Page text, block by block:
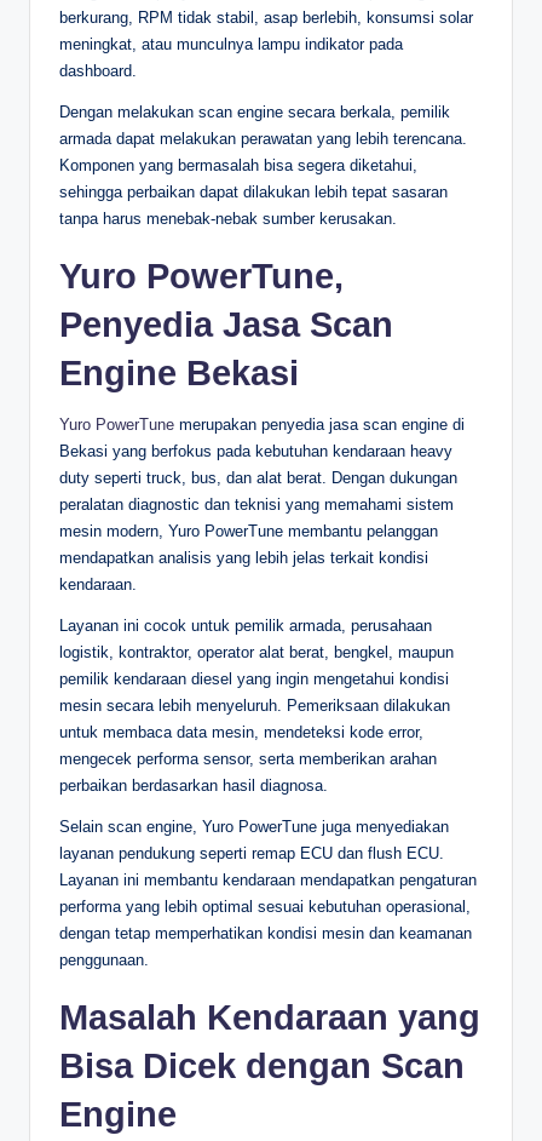
berkurang, RPM tidak stabil, asap berlebih, konsumsi solar
meningkat, atau munculnya lampu indikator pada
dashboard.
Dengan melakukan scan engine secara berkala, pemilik
armada dapat melakukan perawatan yang lebih terencana.
Komponen yang bermasalah bisa segera diketahui,
sehingga perbaikan dapat dilakukan lebih tepat sasaran
tanpa harus menebak-nebak sumber kerusakan.
Yuro PowerTune,
Penyedia Jasa Scan
Engine Bekasi
Yuro PowerTune merupakan penyedia jasa scan engine di
Bekasi yang berfokus pada kebutuhan kendaraan heavy
duty seperti truck, bus, dan alat berat. Dengan dukungan
peralatan diagnostic dan teknisi yang memahami sistem
mesin modern, Yuro PowerTune membantu pelanggan
mendapatkan analisis yang lebih jelas terkait kondisi
kendaraan.
Layanan ini cocok untuk pemilik armada, perusahaan
logistik, kontraktor, operator alat berat, bengkel, maupun
pemilik kendaraan diesel yang ingin mengetahui kondisi
mesin secara lebih menyeluruh. Pemeriksaan dilakukan
untuk membaca data mesin, mendeteksi kode error,
mengecek performa sensor, serta memberikan arahan
perbaikan berdasarkan hasil diagnosa.
Selain scan engine, Yuro PowerTune juga menyediakan
layanan pendukung seperti remap ECU dan flush ECU.
Layanan ini membantu kendaraan mendapatkan pengaturan
performa yang lebih optimal sesuai kebutuhan operasional,
dengan tetap memperhatikan kondisi mesin dan keamanan
penggunaan.
Masalah Kendaraan yang
Bisa Dicek dengan Scan
Engine